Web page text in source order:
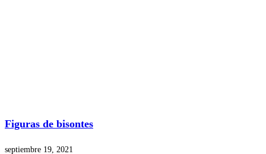
Figuras de bisontes
septiembre 19, 2021